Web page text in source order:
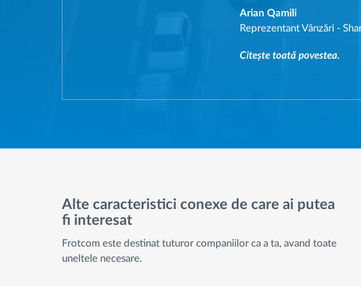
Arian Qamili
Reprezentant Vânzări -
Citește toată povestea.
Alte caracteristici conexe de care ai putea
fi interesat
Frotcom este destinat tuturor companiilor ca a ta, avand toate
uneltele necesare.